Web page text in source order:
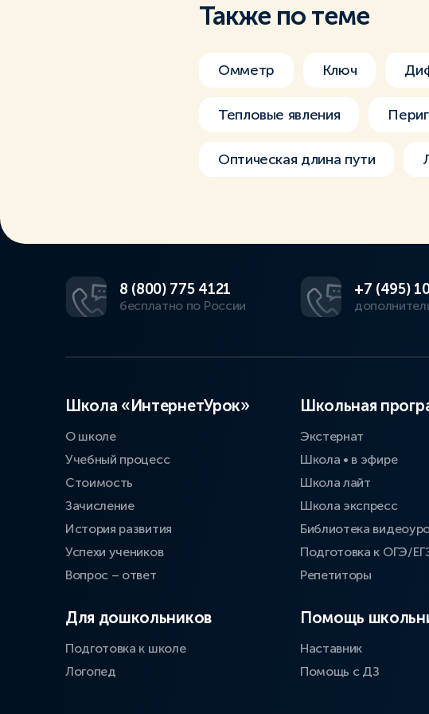
Также по теме
Омметр Ключ
Тепловые явления
Оптическая длина пути
8 (800) 775 4121
бесплатно по России
+7 (495)
Школа «ИнтернетУрок»
О школе
Учебный процесс
Стоимость
Зачисление
История развития
Успехи учеников
Вопрос – ответ
Для дошкольников
Подготовка к школе
Логопед
Школьная
Экстернат
Школа • в эфире
Школа лайт
Школа экспресс
Библиотека
Подготовка к ОГЭ/
Репетиторы
Помощь
Наставник
Помощь с ДЗ